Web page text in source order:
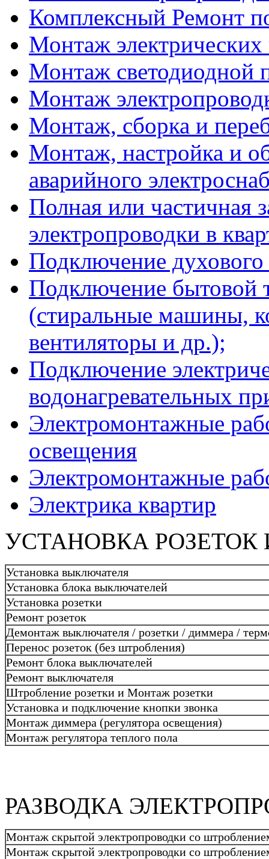
Комплексный Ремонт
Монтаж электрических
Монтаж светодиодной
Монтаж
Монтаж, сборка и
Монтаж, настройка и
аварийного
Полная или частичная
электропроводки в
Подключение
Подключение бытовой
(стиральные машины,
вентиляторы и др.);
Подключение
водонагревательных
Электромонтажные
освещения
Электромонтажные
Электрика квартир
УСТАНОВКА
Установка выключателя
Установка блока выключателей
Установка розетки
Ремонт розеток
Демонтаж выключателя / розетки / диммера /
Перенос розеток (без штробления)
Ремонт блока выключателей
Ремонт выключателя
Штробление розетки и Монтаж розетки
Установка и подключение кнопки звонка
Монтаж диммера (регулятора освещения)
Монтаж регулятора теплого пола
РАЗВОДКА
Монтаж скрытой электропроводки со
Монтаж скрытой электропроводки со